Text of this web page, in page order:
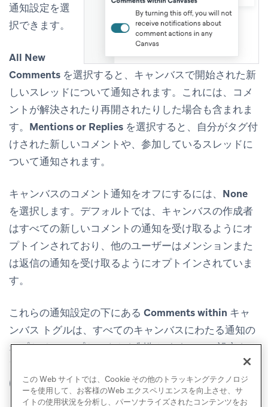
通知設定を選
択できます。
All New
Comments を選択すると、キャンバスで開始された新
しいスレッドについて通知されます。これには、コメ
ントが解決されたり再開されたりした場合も含まれま
す。 Mentions or Replies を選択すると、自分がタグ付
けされた新しいコメントや、参加しているスレッドに
ついて通知されます。
キャンバスのコメント通知をオフにするには、 None
を選択します。デフォルトでは、キャンバスの作成者
はすべての新しいコメントの通知を受け取るようにオ
プトインされており、他のユーザーはメンションまた
は返信の通知を受け取るようにオプトインされていま
す。
これらの通知設定の下にある Comments within キャ
ンバス トグルは、すべてのキャンバスにわたる通知の
オプトイン/オプトアウトを制御します。この設定をオ
フにすると、コメントアクションに関するメール通知
は一切届かなくなります。
この Web サイトでは、Cookie その他のトラッキングテクノロジ
ーを使用して、お客様のWeb エクスペリエンスを向上させ、サ
イトの使用状況を分析し、パーソナライズされたコンテンツをお